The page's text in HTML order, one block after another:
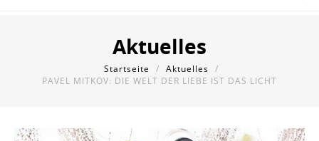
Aktuelles
Startseite / Aktuelles /
PAVEL MITKOV: DIE WELT DER LIEBE IST DAS LICHT